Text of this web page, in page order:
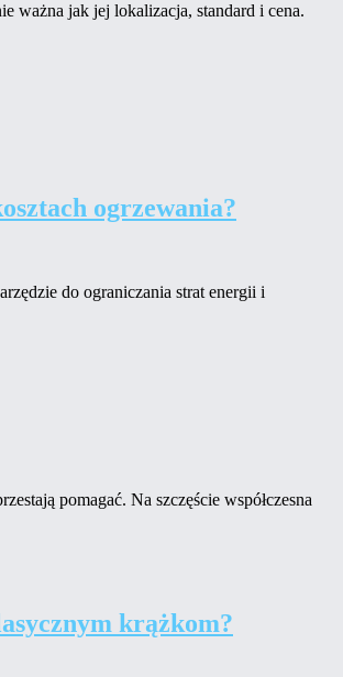
ważna jak jej lokalizacja, standard i cena.
ogrzewania?
do ograniczania strat energii i
pomagać. Na szczęście współczesna
krążkom?